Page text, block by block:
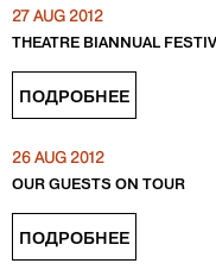
27 AUG 2012
THEATRE BIANNUAL
ПОДРОБНЕЕ
26 AUG 2012
OUR GUESTS ON TOUR
ПОДРОБНЕЕ